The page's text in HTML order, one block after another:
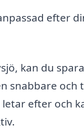
efter
kan du
snabbare och
efter och